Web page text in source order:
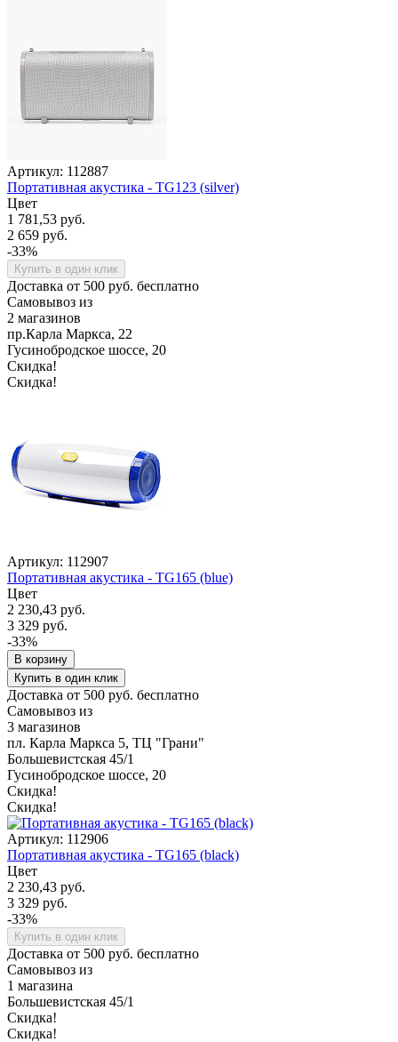
Артикул: 112887
Портативная акустика - TG123 (silver)
Цвет
1 781,53 руб.
2 659 руб.
-33%
Купить в один клик
Доставка от 500 руб. бесплатно
Самовывоз из
2 магазинов
пр.Карла Маркса, 22
Гусинобродское шоссе, 20
Скидка!
Скидка!
Артикул: 112907
Портативная акустика - TG165 (blue)
Цвет
2 230,43 руб.
3 329 руб.
-33%
В корзину
Купить в один клик
Доставка от 500 руб. бесплатно
Самовывоз из
3 магазинов
пл. Карла Маркса 5, ТЦ "Грани"
Большевистская 45/1
Гусинобродское шоссе, 20
Скидка!
Скидка!
Артикул: 112906
Портативная акустика - TG165 (black)
Цвет
2 230,43 руб.
3 329 руб.
-33%
Купить в один клик
Доставка от 500 руб. бесплатно
Самовывоз из
1 магазина
Большевистская 45/1
Скидка!
Скидка!